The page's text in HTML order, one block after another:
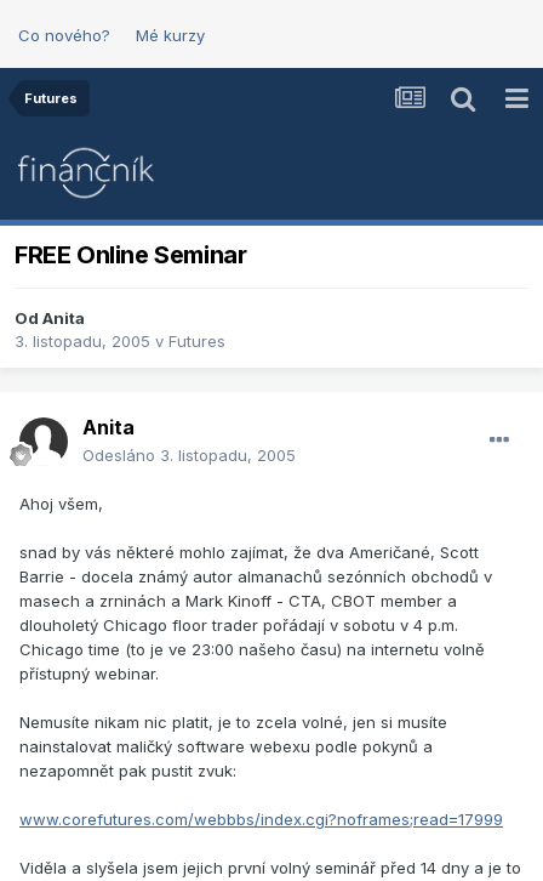
Co nového? Mé kurzy
Futures
FREE Online Seminar
Od Anita
3. listopadu, 2005 v Futures
Anita
Odesláno 3. listopadu, 2005
Ahoj všem,
snad by vás některé mohlo zajímat, že dva Američané, Scott
Barrie - docela známý autor almanachů sezónních obchodů v
masech a zrninách a Mark Kinoff - CTA, CBOT member a
dlouholetý Chicago floor trader pořádají v sobotu v 4 p.m.
Chicago time (to je ve 23:00 našeho času) na internetu volně
přístupný webinar.
Nemusíte nikam nic platit, je to zcela volné, jen si musíte
nainstalovat maličký software webexu podle pokynů a
nezapomnět pak pustit zvuk:
www.corefutures.com/webbbs/index.cgi?noframes;read=17999
Viděla a slyšela jsem jejich první volný seminář před 14 dny a je to